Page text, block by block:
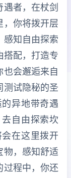
者，在杖剑
，你将拨开层
感知自由探索
搭配，打造专
也会邂逅来自
测试隐秘的圣
异地带奇遇
自由探索坎
在这里拨开
物，感知舒适
过程中，你还